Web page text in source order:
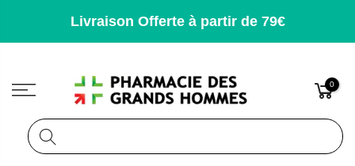
Livraison Offerte à partir de 79€
0